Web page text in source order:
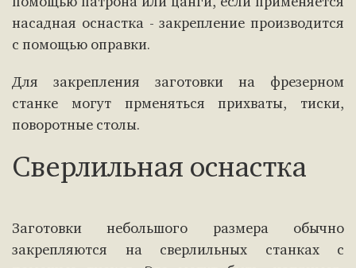
помощью патрона или цанги, если применяется
насадная оснастка - закрепление производится
с помощью оправки.
Для закрепления заготовки на фрезерном
станке могут прменяться прихваты, тиски,
поворотные столы.
Сверлильная оснастка
Заготовки небольшого размера обычно
закрепляются на сверлильных станках с